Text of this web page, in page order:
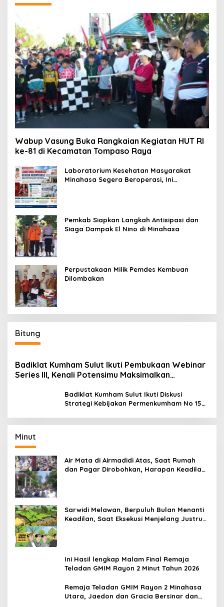
Wabup Vasung Buka Rangkaian Kegiatan HUT RI
ke-81 di Kecamatan Tompaso Raya
Laboratorium Kesehatan Masyarakat
Minahasa Segera Beroperasi, Ini
Pemkab Siapkan Langkah Antisipasi dan
Siaga Dampak El Nino di Minahasa
Perpustakaan Milik Pemdes Kembuan
Dilombakan
Bitung
Badiklat Kumham Sulut Ikuti Pembukaan Webinar
Series III, Kenali Potensimu Maksimalkan
Badiklat Kumham Sulut Ikuti Diskusi
Strategi Kebijakan Permenkumham No 15
Minut
Air Mata di Airmadidi Atas, Saat Rumah
dan Pagar Dirobohkan, Harapan Keadilan
Sarwidi Melawan, Berpuluh Bulan Menanti
Keadilan, Saat Eksekusi Menjelang Justru
Ini Hasil lengkap Malam Final Remaja
Teladan GMIM Rayon 2 Minut Tahun 2026
Remaja Teladan GMIM Rayon 2 Minahasa
Utara, Jaedon dan Gracia Bersinar dan